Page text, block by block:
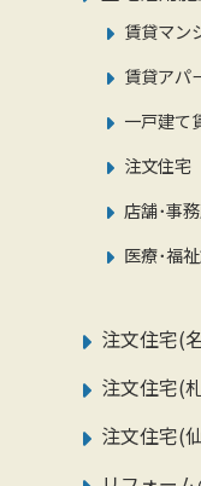
賃貸マン
賃貸アパ
一戸建て
注文住宅
店舗･事
医療･福
注文住宅(
注文住宅(
注文住宅(